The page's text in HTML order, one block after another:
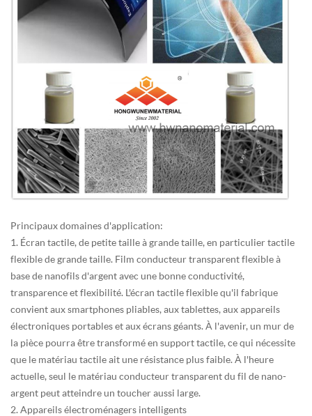
Principaux domaines d'application :
1. Écran tactile, de petite taille à grande taille, en particulier tactile
flexible de grande taille. Film conducteur transparent flexible à
base de nanofils d'argent avec une bonne conductivité,
transparence et flexibilité. L'écran tactile flexible qu'il fabrique
convient aux smartphones pliables, aux tablettes, aux appareils
électroniques portables et aux écrans géants. À l'avenir, un mur de
la pièce pourra être transformé en support tactile, ce qui nécessite
que le matériau tactile ait une résistance plus faible. À l'heure
actuelle, seul le matériau conducteur transparent du fil de nano-
argent peut atteindre un toucher aussi large.
2. Appareils électroménagers intelligents